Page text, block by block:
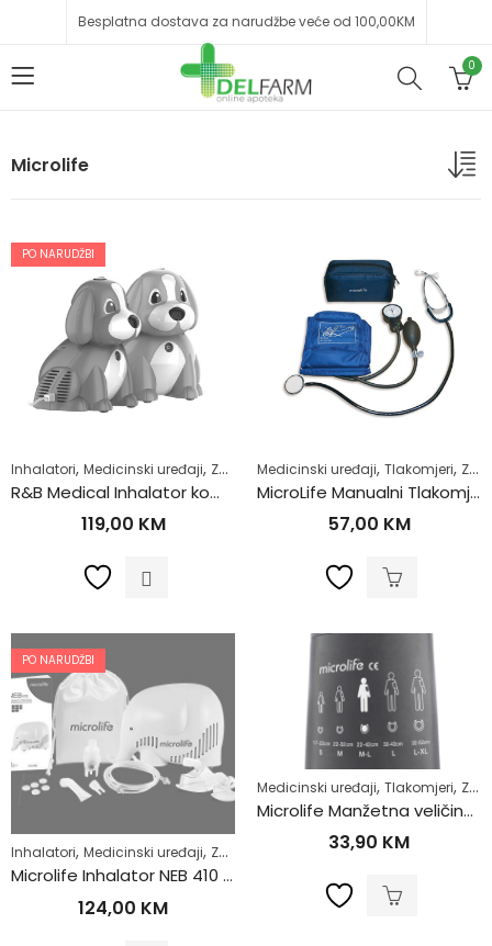
Besplatna dostava za narudžbe veće od 100,00KM
0
Microlife
PO NARUDŽBI
Inhalatori, Medicinski uređaji, Zdrav život
R&B Medical Inhalator kompresorski pas BR-CN171
119,00 KM
Medicinski uređaji, Tlakomjeri, Zdrav život
MicroLife Manualni Tlakomjer AG1-20
57,00 KM
PO NARUDŽBI
Inhalatori, Medicinski uređaji, Zdrav život
Microlife Inhalator NEB 410 u obliku slona
124,00 KM
Medicinski uređaji, Tlakomjeri, Zdrav život
Microlife Manžetna veličina L-XL (32-52cm)
33,90 KM